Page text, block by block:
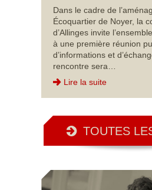
Dans le cadre de
Écoquartier de Noyer, la
d’Allinges invite
à une première réunion
d’informations et
rencontre sera…
Lire la suite
TOUTES